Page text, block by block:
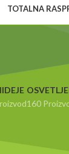
TOTALNA
160